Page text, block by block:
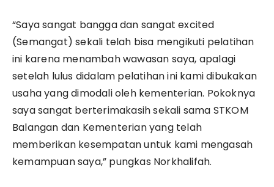
“Saya sangat bangga dan sangat excited
(Semangat) sekali telah bisa mengikuti pelatihan
ini karena menambah wawasan saya, apalagi
setelah lulus didalam pelatihan ini kami dibukakan
usaha yang dimodali oleh kementerian. Pokoknya
saya sangat berterimakasih sekali sama STKOM
Balangan dan Kementerian yang telah
memberikan kesempatan untuk kami mengasah
kemampuan saya,” pungkas Norkhalifah.